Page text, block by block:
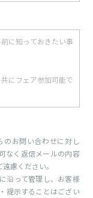
お問い合わせに対し
なく返信メールの内容
慮ください。
沿って管理し、お客様
提示することはござい